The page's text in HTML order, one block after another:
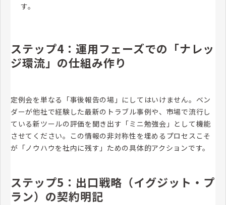
す。
ステップ4：運用フェーズでの「ナレッ
ジ環流」の仕組み作り
定例会を単なる「事後報告の場」にしてはいけません。ベン
ダーが他社で経験した最新のトラブル事例や、市場で流行し
ている新ツールの評価を聞き出す「ミニ勉強会」として機能
させてください。この情報の非対称性を埋めるプロセスこそ
が「ノウハウを社内に残す」ための具体的アクションです。
ステップ5：出口戦略（イグジット・プ
ラン）の契約明記